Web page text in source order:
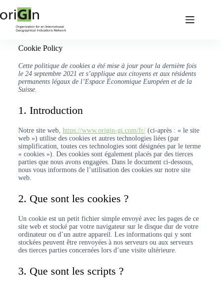
Cookie Policy
Cette politique de cookies a été mise à jour pour la dernière fois
le 24 septembre 2021 et s’applique aux citoyens et aux résidents
permanents légaux de l’Espace Économique Européen et de la
Suisse.
1. Introduction
Notre site web, https://www.origin-gi.com/fr/(ci-après : « le site
web ») utilise des cookies et autres technologies liées (par
simplification, toutes ces technologies sont désignées par le terme
« cookies »). Des cookies sont également placés par des tierces
parties que nous avons engagées. Dans le document ci-dessous,
nous vous informons de l’utilisation des cookies sur notre site
web.
2. Que sont les cookies ?
Un cookie est un petit fichier simple envoyé avec les pages de ce
site web et stocké par votre navigateur sur le disque dur de votre
ordinateur ou d’un autre appareil. Les informations qui y sont
stockées peuvent être renvoyées à nos serveurs ou aux serveurs
des tierces parties concernées lors d’une visite ultérieure.
3. Que sont les scripts ?